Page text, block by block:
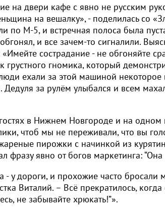
на двери кафе с явно не русским
на вешалку», - поделилась со
по М-5, и встречная полоса была
и все зачем-то сигналили.
сострадание - не обгоняйте
грустного гномика, который
люди ехали за этой машиной
Дедуля за рулём улыбался и всем
в Нижнем Новгороде и на одном
чтоб мы не переживали, что вы
пирожки с начинкой из
фразу явно от богов маркетинга:
- у дороги, и прохожие часто бросали
Виталий. – Всё прекратилось,
не забывайте хрюкать!”».